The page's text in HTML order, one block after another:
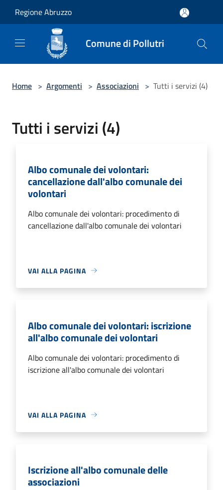
Regione Abruzzo
Comune di Pollutri
Home > Argomenti > Associazioni > Tutti i servizi (4)
Tutti i servizi (4)
Albo comunale dei volontari:
cancellazione dall'albo comunale dei
volontari
Albo comunale dei volontari: procedimento di
cancellazione dall'albo comunale dei volontari
VAI ALLA PAGINA
Albo comunale dei volontari: iscrizione
all'albo comunale dei volontari
Albo comunale dei volontari: procedimento di
iscrizione all'albo comunale dei volontari
VAI ALLA PAGINA
Iscrizione all'albo comunale delle
associazioni